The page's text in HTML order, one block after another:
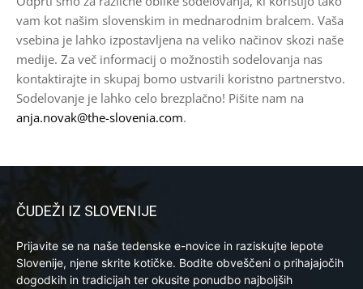
vam kot našim slovenskim in mednarodnim bralcem. Vaša
vsebina je lahko izpostavljena na veliko načinov skozi naše
medije. Za več informacij o možnostih sodelovanja nas
kontaktirajte in skupaj bomo ustvarili koristno partnerstvo.
Sodelovanje je lahko celo brezplačno! Pišite nam na
anja.novak@the-slovenia.com.
ČUDEŽI IZ SLOVENIJE
Prijavite se na naše tedenske e-novice in raziskujte lepote
Slovenije, njene skrite kotičke. Bodite obveščeni o prihajajočih
dogodkih in tradicijah ter okusite ponudbo najboljših